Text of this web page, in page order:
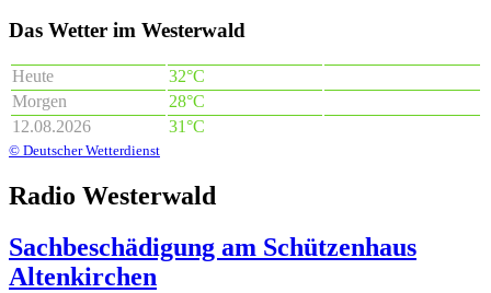
Das Wetter im Westerwald
Heute
32°C
Morgen
28°C
12.08.2026
31°C
© Deutscher Wetterdienst
Radio Westerwald
Sachbeschädigung am Schützenhaus
Altenkirchen